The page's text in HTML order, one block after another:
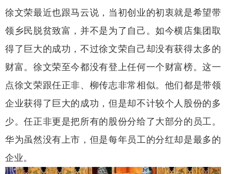
徐文荣最近也跟马云说，当初创业的初衷就是希望带
领乡民脱贫致富，并不是为了自己。如今横店集团取
得了巨大的成功，不过徐文荣自己却没有获得太多的
财富。徐文荣至今都没有登上任何一个财富榜。这一
点徐文荣跟任正非、柳传志非常相似。他们都是带领
企业获得了巨大的成功，但是却不计较个人股份的多
少。任正非更是把所有的股份分给了大部分的员工。
华为虽然没有上市，但是每年员工的分红却是最多的
企业。